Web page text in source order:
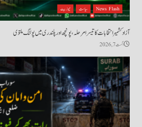
News Flash سیاست نیوز بیٹ
آزاد کشمیر انتخابات کا تیسرا مرحلہ، پونچھ اور پلندری میں پولنگ ملتوی
اگست 7, 2026